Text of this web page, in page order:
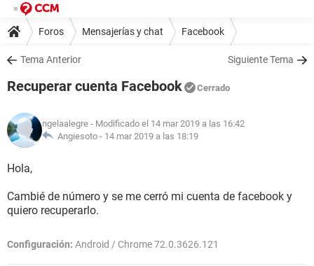
Foros Mensajerías y chat Facebook
Tema Anterior Siguiente Tema
Recuperar cuenta Facebook Cerrado
ngelaalegre - Modificado el 14 mar 2019 a las 16:42
Angiesoto - 14 mar 2019 a las 18:19
Hola,
Cambié de número y se me cerró mi cuenta de facebook y
quiero recuperarlo.
Configuración: Android / Chrome 72.0.3626.121